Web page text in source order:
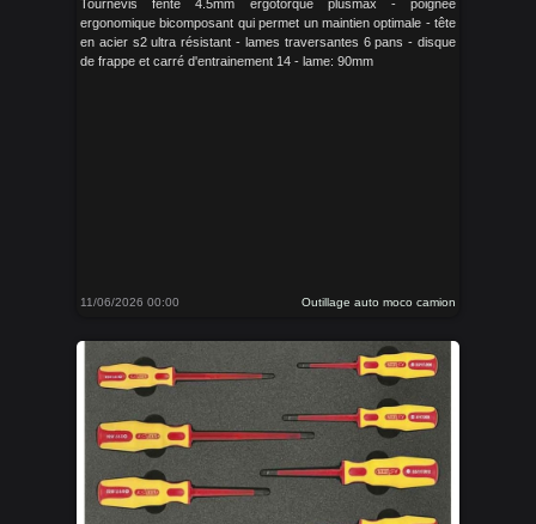
Tournevis fente 4.5mm ergotorque plusmax - poignée
ergonomique bicomposant qui permet un maintien optimale - tête
en acier s2 ultra résistant - lames traversantes 6 pans - disque
de frappe et carré d'entrainement 14 - lame: 90mm
11/06/2026 00:00 Outillage auto moco camion